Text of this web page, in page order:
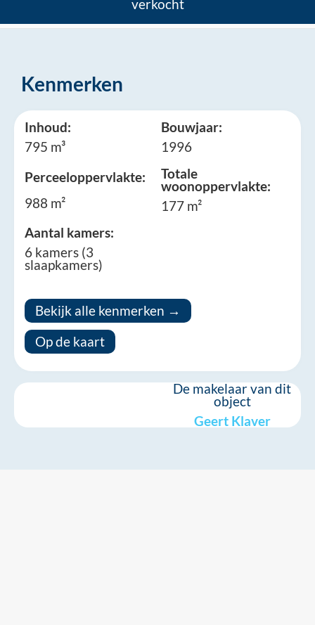
verkocht
Kenmerken
Inhoud:
795 m³
Bouwjaar:
1996
Perceeloppervlakte:
988 m²
Totale
woonoppervlakte:
177 m²
Aantal kamers:
6 kamers (3
slaapkamers)
Bekijk alle kenmerken →
Op de kaart
De makelaar van dit
object
Geert Klaver